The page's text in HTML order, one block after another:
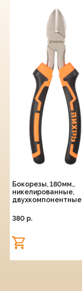
Бокорезы, 180мм.,
никелированные,
двухкомпонентные
380 p.